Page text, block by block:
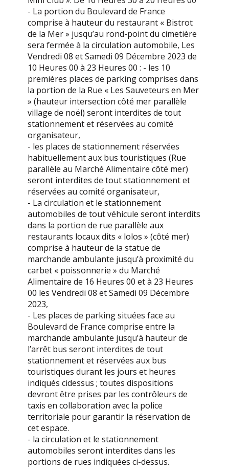
- La portion du Boulevard de France
comprise à hauteur du restaurant « Bistrot
de la Mer » jusqu’au rond-point du cimetière
sera fermée à la circulation automobile, Les
Vendredi 08 et Samedi 09 Décembre 2023 de
10 Heures 00 à 23 Heures 00 : - les 10
premières places de parking comprises dans
la portion de la Rue « Les Sauveteurs en Mer
» (hauteur intersection côté mer parallèle
village de noël) seront interdites de tout
stationnement et réservées au comité
organisateur,
- les places de stationnement réservées
habituellement aux bus touristiques (Rue
parallèle au Marché Alimentaire côté mer)
seront interdites de tout stationnement et
réservées au comité organisateur,
- La circulation et le stationnement
automobiles de tout véhicule seront interdits
dans la portion de rue parallèle aux
restaurants locaux dits « lolos » (côté mer)
comprise à hauteur de la statue de
marchande ambulante jusqu’à proximité du
carbet « poissonnerie » du Marché
Alimentaire de 16 Heures 00 et à 23 Heures
00 les Vendredi 08 et Samedi 09 Décembre
2023,
- Les places de parking situées face au
Boulevard de France comprise entre la
marchande ambulante jusqu’à hauteur de
l’arrêt bus seront interdites de tout
stationnement et réservées aux bus
touristiques durant les jours et heures
indiqués cidessus ; toutes dispositions
devront être prises par les contrôleurs de
taxis en collaboration avec la police
territoriale pour garantir la réservation de
cet espace.
- la circulation et le stationnement
automobiles seront interdites dans les
portions de rues indiquées ci-dessus.